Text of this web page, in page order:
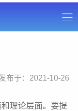
布于：2021-10-26
理论层面。要提